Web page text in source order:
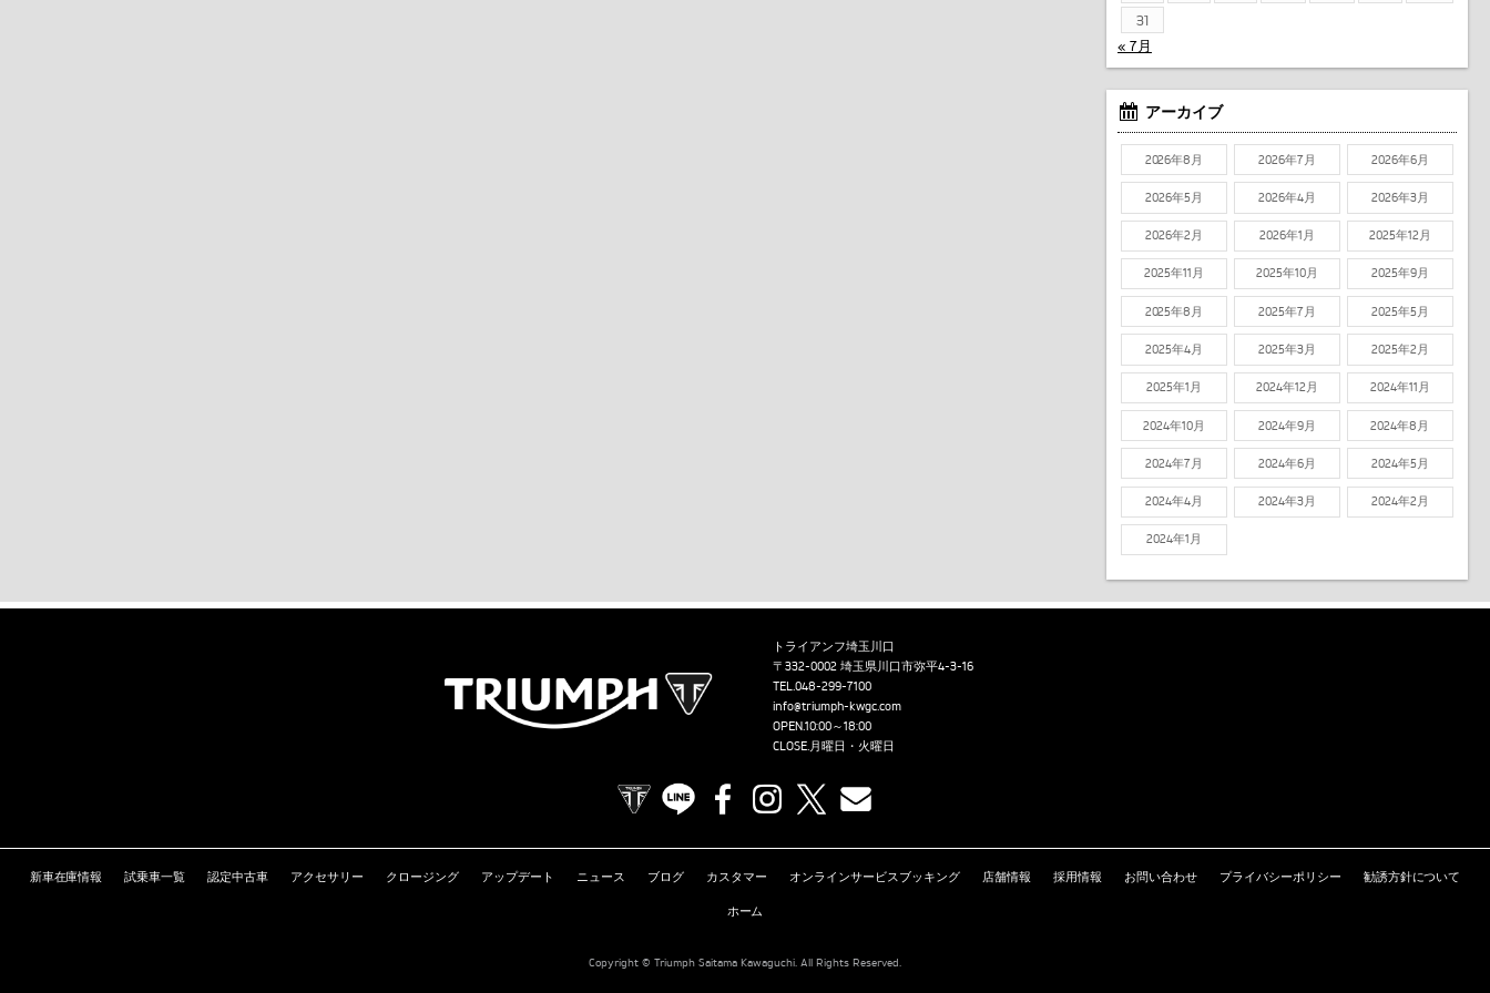
31
« 7月
アーカイブ
2026年8月 2026年7月 2026年6月
2026年5月 2026年4月 2026年3月
2026年2月 2026年1月 2025年12月
2025年11月 2025年10月 2025年9月
2025年8月 2025年7月 2025年5月
2025年4月 2025年3月 2025年2月
2025年1月 2024年12月 2024年11月
2024年10月 2024年9月 2024年8月
2024年7月 2024年6月 2024年5月
2024年4月 2024年3月 2024年2月
2024年1月
トライアンフ埼玉川口
〒332-0002 埼玉県川口市弥平4-3-16
TEL.048-299-7100
info@triumph-kwgc.com
OPEN.10:00～18:00
CLOSE.月曜日・火曜日
TRIUMPH OFFICIAL SITE
LINE FacebookInstagram
新車在庫情報 試乗車一覧 認定中古車 アクセサリー クロージング アップデート ニュース ブログ カスタマー オンラインサービスブッキング 店舗情報 採用情報 お問い合わせ プライバシーポリシー 勧誘方針について
ホーム
Copyright © Triumph Saitama Kawaguchi. All Rights Reserved.